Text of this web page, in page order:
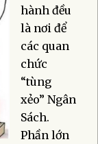
hành đều
là nơi để
các quan
chức
“tùng
xẻo” Ngân
Sách.
Phần lớn